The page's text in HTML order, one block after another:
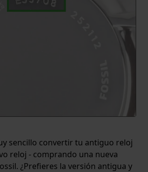
sencillo convertir tu antiguo reloj
reloj - comprando una nueva
¿Prefieres la versión antigua y